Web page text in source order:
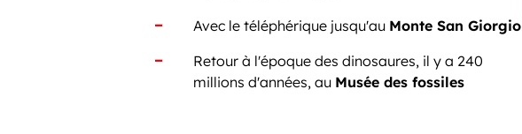
Avec le téléphérique jusqu'au Monte San Giorgio
Retour à l'époque des dinosaures, il y a 240
millions d'années, au Musée des fossiles